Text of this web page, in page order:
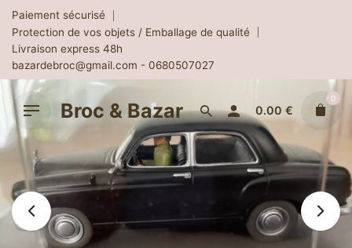
Skip
content
Paiement sécurisé
Protection de vos objets / Emballage de qualité
Livraison express 48h
bazardebroc@gmail.com - 0680507027
Broc & Bazar 0.00 €
0